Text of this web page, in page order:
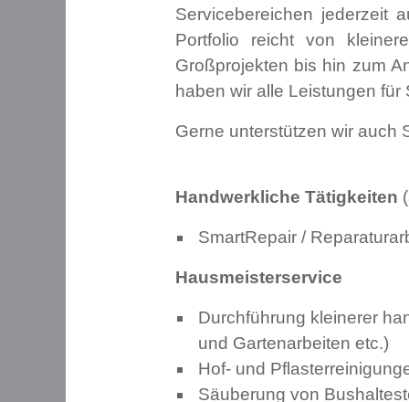
Servicebereichen jederzeit
Portfolio reicht von
Großprojekten bis hin zum
haben wir alle Leistungen
Gerne unterstützen wir auch
Handwerkliche Tätigkeiten
SmartRepair /
Hausmeisterservice
Durchführung kleinerer
und Gartenarbeiten etc.)
Hof- und
Säuberung von